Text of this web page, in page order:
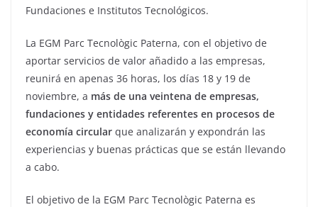
Fundaciones e Institutos Tecnológicos.
La EGM Parc Tecnològic Paterna, con el objetivo de
aportar servicios de valor añadido a las empresas,
reunirá en apenas 36 horas, los días 18 y 19 de
noviembre, a más de una veintena de empresas,
fundaciones y entidades referentes en procesos de
economía circular que analizarán y expondrán las
experiencias y buenas prácticas que se están llevando
a cabo.
El objetivo de la EGM Parc Tecnològic Paterna es